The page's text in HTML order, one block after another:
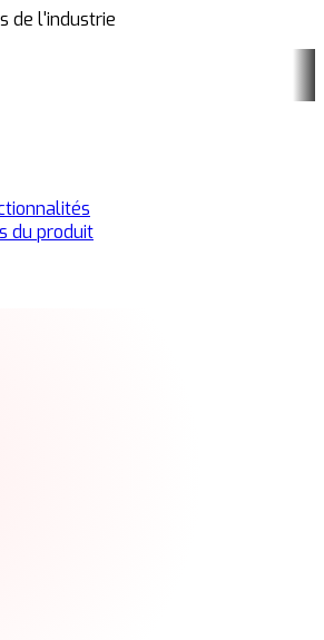
de l'industrie
du produit